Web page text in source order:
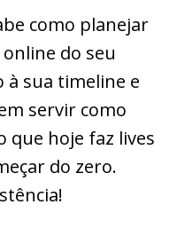
como planejar
do seu
à sua timeline e
servir como
que hoje faz lives
do zero.